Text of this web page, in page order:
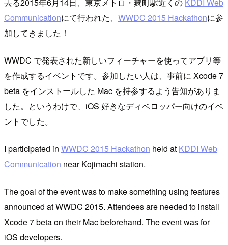
Communicationにて行われた、 WWDC 2015 Hackathonに参
加してきました！
WWDC で発表された新しいフィーチャーを使ってアプリ等
を作成するイベントです。参加したい人は、事前に Xcode 7
beta をインストールした Mac を持参するよう告知がありま
した。というわけで、iOS 好きなディベロッパー向けのイベ
ントでした。
I participated in WWDC 2015 Hackathon held at KDDI Web
Communication near Kojimachi station.
The goal of the event was to make something using features
announced at WWDC 2015. Attendees are needed to install
Xcode 7 beta on their Mac beforehand. The event was for
iOS developers.